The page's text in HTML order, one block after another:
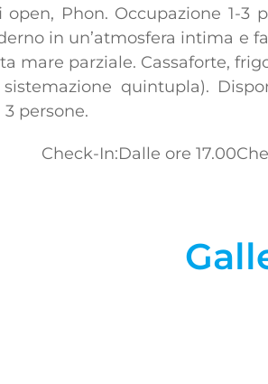
open, Phon. Occupazione 1-
in un’atmosfera intima
mare parziale. Cassaforte,
quintupla).
persone.
Check-In:Dalle ore 17.00